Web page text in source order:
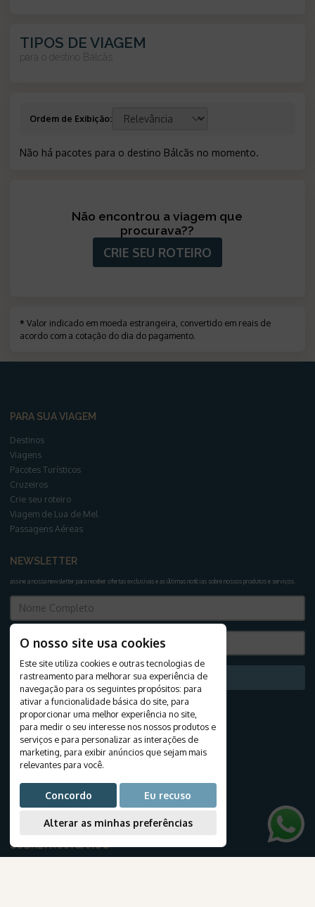
O nosso site usa cookies
Este site utiliza cookies e outras tecnologias de
rastreamento para melhorar sua experiência de
navegação para os seguintes propósitos: para
ativar a funcionalidade básica do site para
proporcionar uma melhor experiência no site
para medir o seu interesse nos nossos produtos e
serviços e para personalizar as interações de
marketing para exibir anúncios que sejam mais
relevantes para você.
Concordo Eu recuso
Alterar as minhas preferências
TIPOS DE VIAGEM
para o destino Bálcãs
Ordem de Exibição:
Não há pacotes para o destino Bálcãs no momento.
Não encontrou a viagem que
procurava??
CRIE SEU ROTEIRO
* Valor indicado em moeda estrangeira, convertido em reais de
acordo com a cotação do dia do pagamento.
PARA SUA VIAGEM
Destinos
Viagens
Pacotes Turísticos
Cruzeiros
Crie seu roteiro
Viagem de Lua de Mel
Passagens Aéreas
NEWSLETTER
assine a nossa newsletter para receber ofertas exclusivas e as últimas notícias sobre nossos produtos e serviços
Assinar
INFORMAÇÕES ÚTEIS
E-books
Blog
Documentação de viagem
Companhias áereas
Como reservar o seu pacote?
SOBRE A KANGAROO